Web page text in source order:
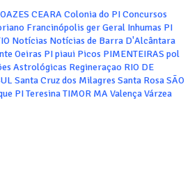
CEARAColonia do PIConcursos
Francinópolis gerGeral Inhumas PI
Notícias Notícias de Barra D'Alcântara
Oeiras PIpiaui Picos PIMENTEIRAS pol
Astrológicas Regineraçao RIO DE
Santa Cruz dos Milagres Santa RosaSÃO
PITeresinaTIMOR MAValençaVárzea